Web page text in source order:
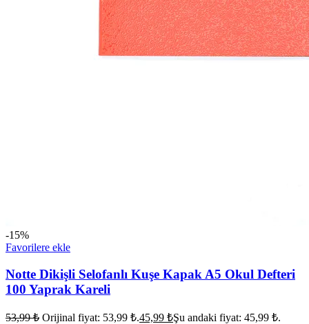
-15%
Favorilere ekle
Notte Dikişli Selofanlı Kuşe Kapak A5 Okul Defteri
100 Yaprak Kareli
53,99₺ Orijinal fiyat: 53,99 ₺.45,99 ₺Şu andaki fiyat: 45,99 ₺.